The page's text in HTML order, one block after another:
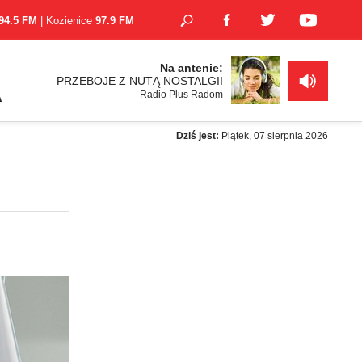
FM | Kozienice 97.9 FM
Na antenie:
PRZEBOJE Z NUTĄ NOSTALGII
Radio Plus Radom
Dziś jest: Piątek, 07 sierpnia 2026